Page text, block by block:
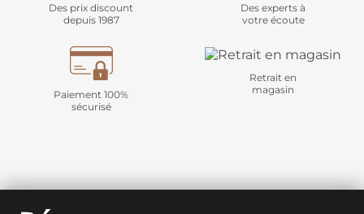
Des prix discount
depuis 1987
Des experts à
votre écoute
Paiement 100%
sécurisé
Retrait en
magasin